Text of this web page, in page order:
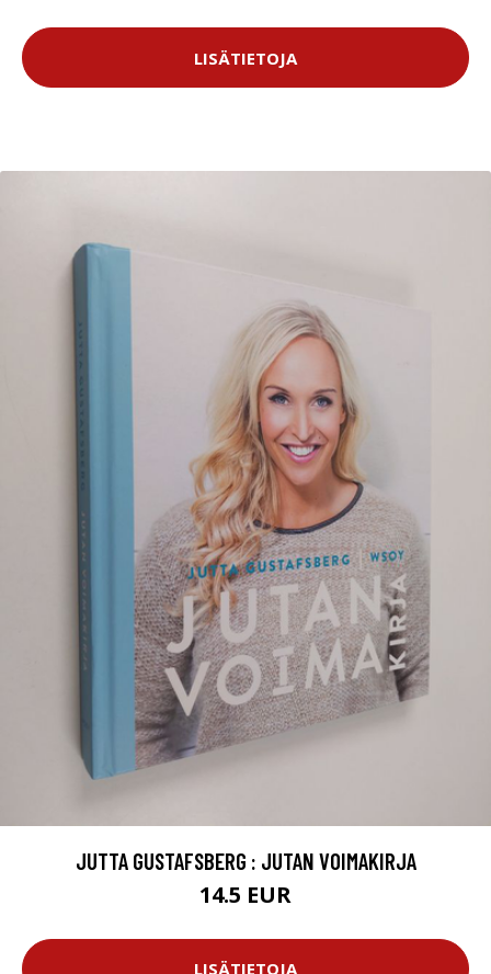
LISÄTIETOJA
JUTTA GUSTAFSBERG : JUTAN VOIMAKIRJA
14.5 EUR
LISÄTIETOJA